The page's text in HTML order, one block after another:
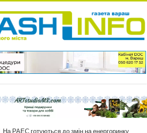
На РАЕС готуються до змін на енергоринку